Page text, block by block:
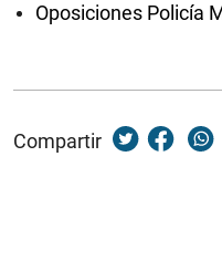
Oposiciones Policía
Compartir